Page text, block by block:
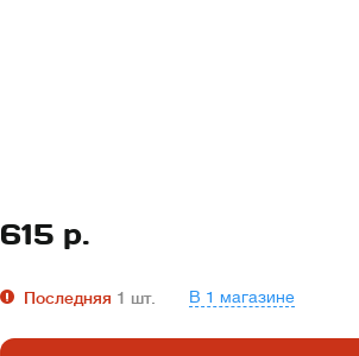
615 р.
Последняя 1 шт. В 1 магазине